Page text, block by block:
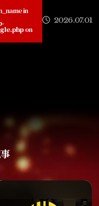
in
on
2026.07.01